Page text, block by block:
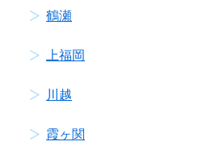
鶴瀬
上福岡
川越
霞ヶ関